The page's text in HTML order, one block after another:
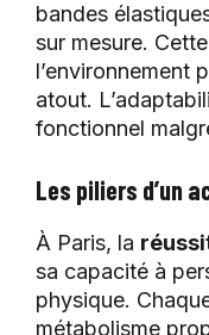
bandes
sur mesure.
l’environnement
atout.
fonctionnel
Les piliers d’un
À Paris, la
sa capacité à
physique.
métabolisme